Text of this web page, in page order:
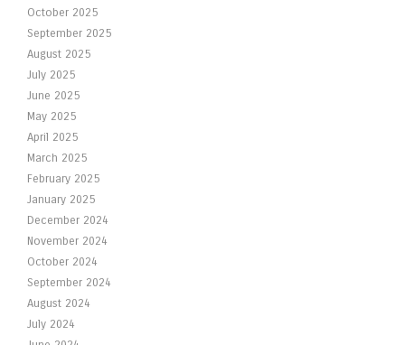
October 2025
September 2025
August 2025
July 2025
June 2025
May 2025
April 2025
March 2025
February 2025
January 2025
December 2024
November 2024
October 2024
September 2024
August 2024
July 2024